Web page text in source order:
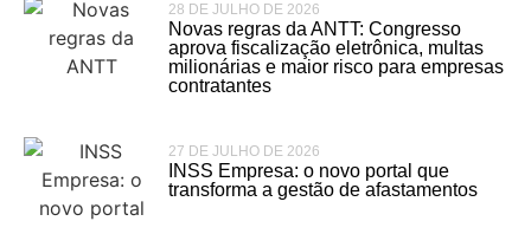
28 DE JULHO DE 2026
Novas regras da ANTT: Congresso
aprova fiscalização eletrônica, multas
milionárias e maior risco para empresas
contratantes
27 DE JULHO DE 2026
INSS Empresa: o novo portal que
transforma a gestão de afastamentos